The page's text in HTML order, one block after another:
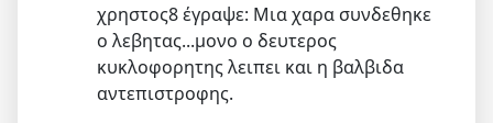
χρηστος8 έγραψε: Μια χαρα συνδεθηκε
ο λεβητας...μονο ο δευτερος
κυκλοφορητης λειπει και η βαλβιδα
αντεπιστροφης.